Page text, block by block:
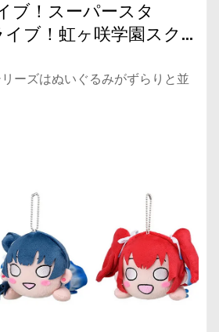
ブ！スーパースタ
ブ！虹ヶ咲学園スクー
会』『ラブライブ！サ
ぬいぐるみがいっぱ
リーズはぬいぐるみがずらりと並